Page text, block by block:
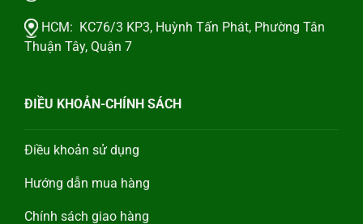
HCM: KC76/3 KP3, Huỳnh Tấn Phát, Phường Tân
Thuận Tây, Quận 7
ĐIỀU KHOẢN-CHÍNH SÁCH
Điều khoản sử dụng
Hướng dẫn mua hàng
Chính sách giao hàng